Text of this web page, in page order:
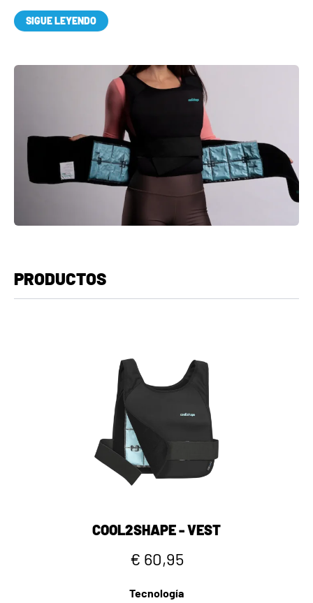
SIGUE LEYENDO
PRODUCTOS
COOL2SHAPE - VEST
€ 60,95
Tecnología